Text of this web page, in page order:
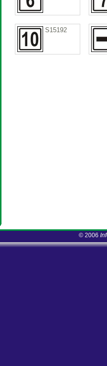
S15192
© 2006